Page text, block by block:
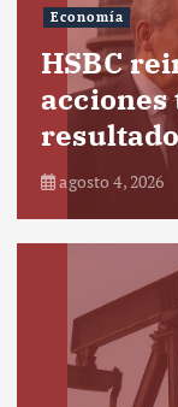
Economía
HSBC
agosto 4, 2026